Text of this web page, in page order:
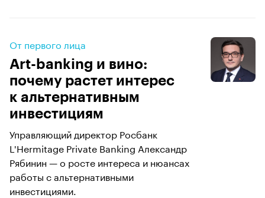
От первого лица
Аrt-banking и вино:
почему растет интерес
к альтернативным
инвестициям
Управляющий директор Росбанк
L'Hermitage Private Banking Александр
Рябинин — о росте интереса и нюансах
работы с альтернативными
инвестициями.